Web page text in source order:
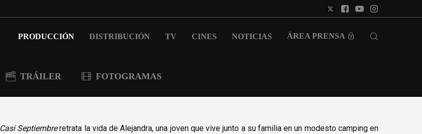
PRODUCCIÓN DISTRIBUCIÓN TV CINES NOTICIAS ÁREA PRENSA
TRÁILER FOTOGRAMAS
Casi Septiembreretrata la vida de Alejandra, una joven que vive junto a su familia en un modesto camping en